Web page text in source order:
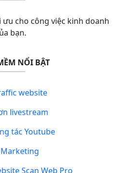
cho công việc kinh doanh
bạn.
NỔI BẬT
website
livestream
tác Youtube
Marketing
Scan Web Pro